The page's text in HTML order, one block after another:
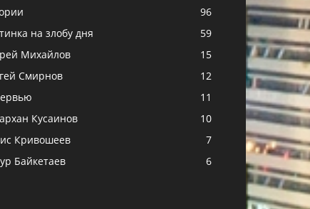
96
на злобу дня
59
Михайлов
15
Смирнов
12
11
Кусаинов
10
Кривошеев
7
Байкетаев
6